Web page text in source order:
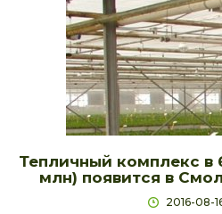
Тепличный комплекс в
млн) появится в
2016-08-